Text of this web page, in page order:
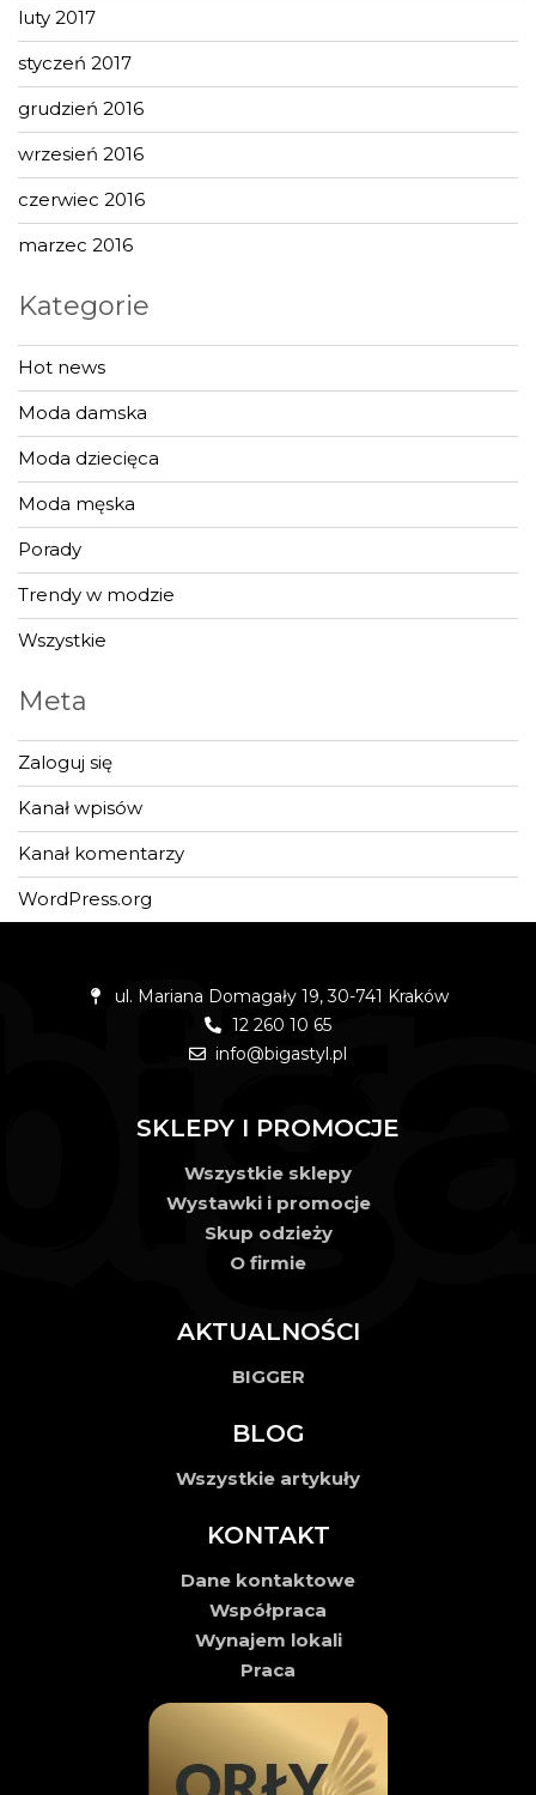
luty 2017
styczeń 2017
grudzień 2016
wrzesień 2016
czerwiec 2016
marzec 2016
Kategorie
Hot news
Moda damska
Moda dziecięca
Moda męska
Porady
Trendy w modzie
Wszystkie
Meta
Zaloguj się
Kanał wpisów
Kanał komentarzy
WordPress.org
Język
ul. Mariana Domagały 19, 30-741 Kraków
12 260 10 65
info@bigastyl.pl
SKLEPY I PROMOCJE
Wszystkie sklepy
Wystawki i promocje
Skup odzieży
O firmie
AKTUALNOŚCI
BIGGER
BLOG
Wszystkie artykuły
KONTAKT
Dane kontaktowe
Współpraca
Wynajem lokali
Praca